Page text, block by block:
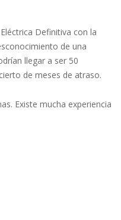
Definitiva con la
de una
llegar a ser 50
de meses de atraso.
Existe mucha experiencia